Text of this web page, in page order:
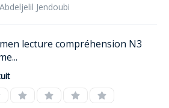
Jendoubi
lecture compréhension N3